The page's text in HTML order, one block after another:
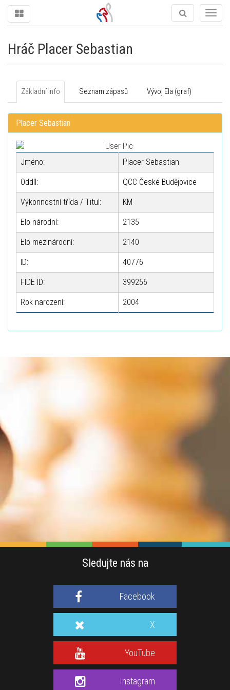
Hráč Placer Sebastian
Základní info Seznam zápasů Vývoj Ela (graf)
Placer Sebastian
Jméno: Placer Sebastian
Oddíl: QCC České Budějovice
Výkonnostní třída / Titul: KM
Elo národní: 2135
Elo mezinárodní: 2140
ID: 40776
FIDE ID: 399256
Rok narození: 2004
Sledujte nás na
Facebook
X
YouTube
Instagram